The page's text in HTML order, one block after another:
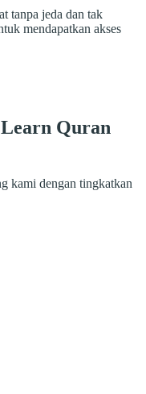
tanpa jeda dan tak
mendapatkan akses
Quran
kami dengan tingkatkan